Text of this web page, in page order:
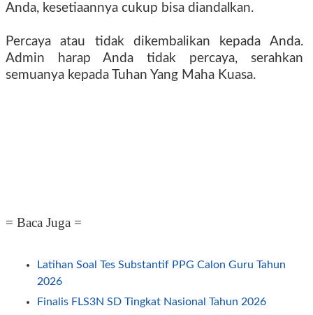
Anda, kesetiaannya cukup bisa diandalkan.
Percaya atau tidak dikembalikan kepada Anda.
Admin harap Anda tidak percaya, serahkan
semuanya kepada Tuhan Yang Maha Kuasa.
= Baca Juga =
Latihan Soal Tes Substantif PPG Calon Guru Tahun
2026
Finalis FLS3N SD Tingkat Nasional Tahun 2026